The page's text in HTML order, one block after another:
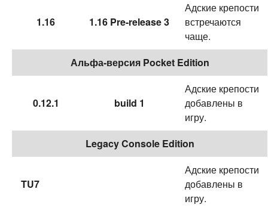
1.16 1.16 Pre-release 3
Адские крепости
встречаются
чаще.
Альфа-версия Pocket Edition
0.12.1 build 1
Адские крепости
добавлены в
игру.
Legacy Console Edition
TU7
Адские крепости
добавлены в
игру.